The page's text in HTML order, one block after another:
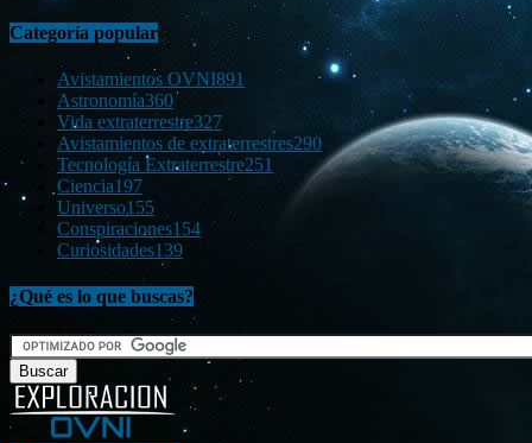
Categoría popular
Avistamientos OVNI891
Astronomía360
Vida extraterrestre327
Avistamientos de extraterrestres290
Tecnología Extraterrestre251
Ciencia197
Universo155
Conspiraciones154
Curiosidades139
¿Qué es lo que buscas?